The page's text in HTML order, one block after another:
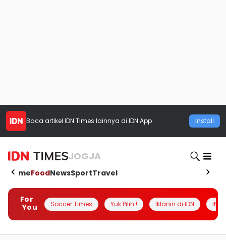
Baca artikel IDN Times lainnya di IDN App Install
JOGJA
HomeFoodNewsSportTravel
For
You
Soccer Times Yuk Pilih ! Iklanin di IDN